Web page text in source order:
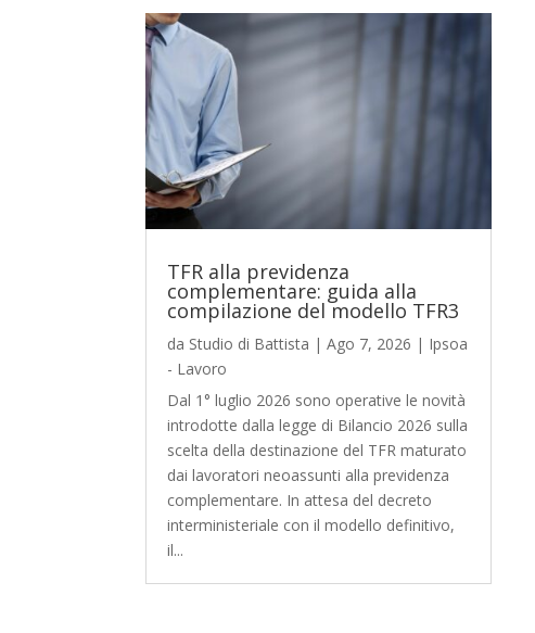
TFR alla previdenza
complementare: guida alla
compilazione del modello TFR3
da Studio di Battista |Ago 7, 2026 | Ipsoa
- Lavoro
Dal 1° luglio 2026 sono operative le novità
introdotte dalla legge di Bilancio 2026 sulla
scelta della destinazione del TFR maturato
dai lavoratori neoassunti alla previdenza
complementare. In attesa del decreto
interministeriale con il modello definitivo,
il...